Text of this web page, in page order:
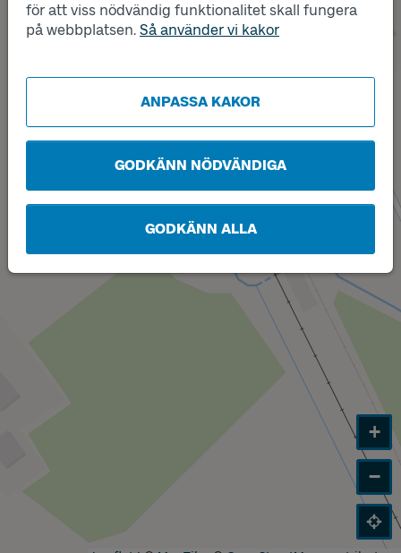
för att viss nödvändig funktionalitet skall fungera
på webbplatsen. Så använder vi kakor
ANPASSA KAKOR
GODKÄNN NÖDVÄNDIGA
GODKÄNN ALLA
Läge
+
−